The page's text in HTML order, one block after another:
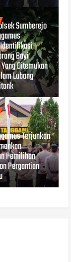
Sumberejo
Bayi
Ditemukan
Lubang
Terjunkan
Pemilihan
Pergantian